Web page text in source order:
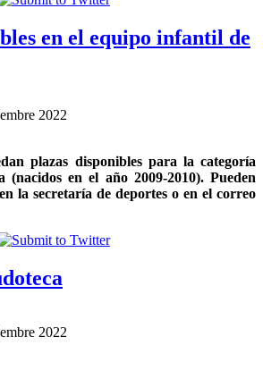
en el equipo infantil de
2022
plazas disponibles para la categoría
en el año 2009-2010). Pueden
la secretaría de deportes o en el correo
2022